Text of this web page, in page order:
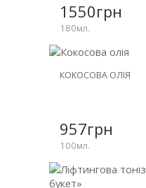
1550грн
180мл.
КОКОСОВА ОЛІЯ
957грн
100мл.